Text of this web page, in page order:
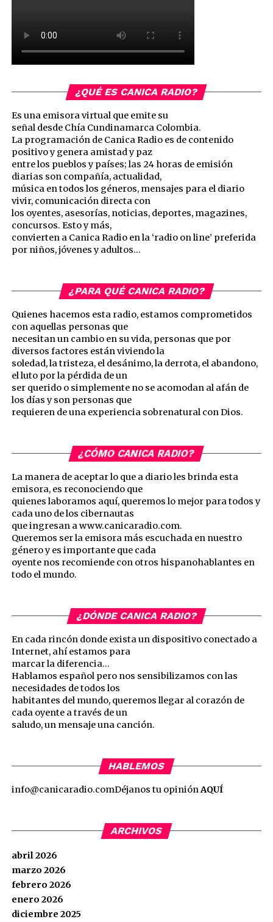
¿QUÉ ES CANICA RADIO?
Es una emisora virtual que emite su
señal desde Chía Cundinamarca Colombia.
La programación de Canica Radio es de contenido
positivo y genera amistad y paz
entre los pueblos y países; las 24 horas de emisión
diarias son compañía, actualidad,
música en todos los géneros, mensajes para el diario
vivir, comunicación directa con
los oyentes, asesorías, noticias, deportes, magazines,
concursos. Esto y más,
convierten a Canica Radio en la ‘radio on line’ preferida
por niños, jóvenes y adultos…
¿PARA QUÉ CANICA RADIO?
Quienes hacemos esta radio, estamos comprometidos
con aquellas personas que
necesitan un cambio en su vida, personas que por
diversos factores están viviendo la
soledad, la tristeza, el desánimo, la derrota, el abandono,
el luto por la pérdida de un
ser querido o simplemente no se acomodan al afán de
los días y son personas que
requieren de una experiencia sobrenatural con Dios.
¿CÓMO CANICA RADIO?
La manera de aceptar lo que a diario les brinda esta
emisora, es reconociendo que
quienes laboramos aquí, queremos lo mejor para todos y
cada uno de los cibernautas
que ingresan a www.canicaradio.com.
Queremos ser la emisora más escuchada en nuestro
género y es importante que cada
oyente nos recomiende con otros hispanohablantes en
todo el mundo.
¿DÓNDE CANICA RADIO?
En cada rincón donde exista un dispositivo conectado a
Internet, ahí estamos para
marcar la diferencia…
Hablamos español pero nos sensibilizamos con las
necesidades de todos los
habitantes del mundo, queremos llegar al corazón de
cada oyente a través de un
saludo, un mensaje una canción.
HABLEMOS
info@canicaradio.comDéjanos tu opiniónAQUÍ
ARCHIVOS
abril 2026
marzo 2026
febrero 2026
enero 2026
diciembre 2025